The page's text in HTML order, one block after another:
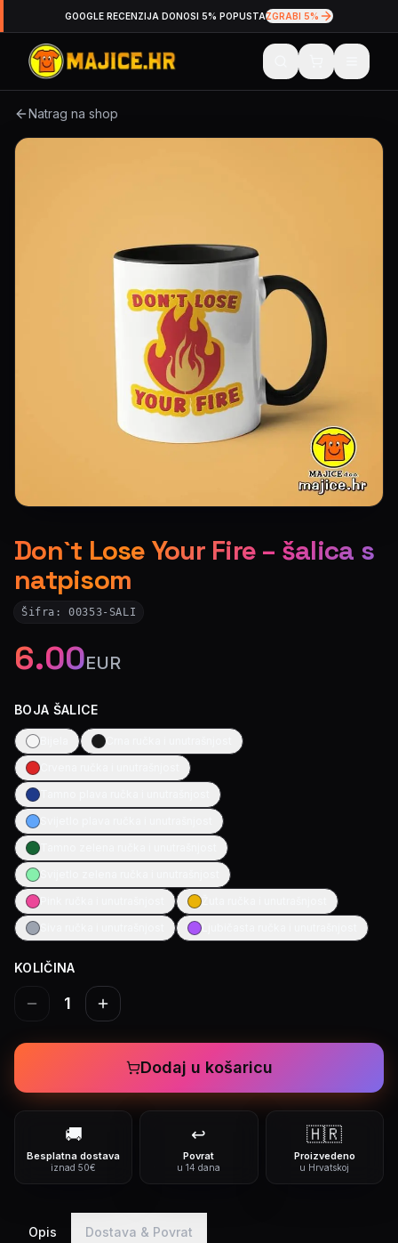
GOOGLE RECENZIJA DONOSI 5% POPUSTAZGRABI 5%
Natrag na shop
Don`t Lose Your Fire – šalica s
natpisom
Šifra:00353-SALI
6.00EUR
BOJA ŠALICE
KOLIČINA
1
Dodaj u košaricu
🚚
Besplatna dostava
iznad 50€
↩️
Povrat
u 14 dana
🇭🇷
Proizvedeno
u Hrvatskoj
Opis Dostava & Povrat